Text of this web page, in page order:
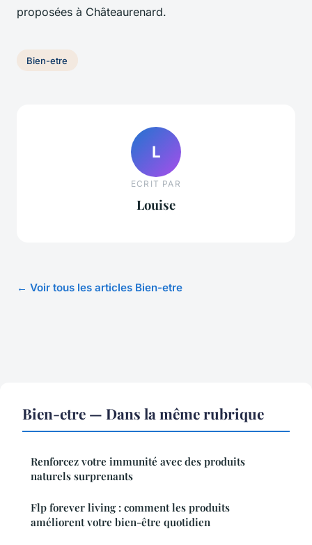
proposées à Châteaurenard.
Bien-etre
L
ECRIT PAR
Louise
← Voir tous les articles Bien-etre
Bien-etre — Dans la même rubrique
Renforcez votre immunité avec des produits
naturels surprenants
Flp forever living : comment les produits
améliorent votre bien-être quotidien